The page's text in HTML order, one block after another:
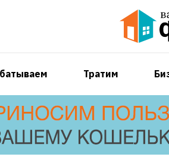
Тратим